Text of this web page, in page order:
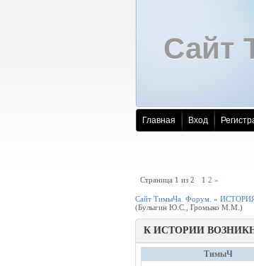
Сайт
Главная Вход
Страница 1 из 2 1 2 »
Сайт ТимыЧа. Форум. »
(Булыгин Ю.С., Громыко М.М.)
К ИСТОРИИ
ТимыЧ